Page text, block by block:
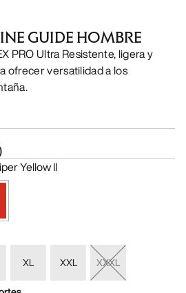
GUIDE HOMBRE
PRO Ultra Resistente, ligera y
ofrecer versatilidad a los
Yellow II
XL XXL
XXXL